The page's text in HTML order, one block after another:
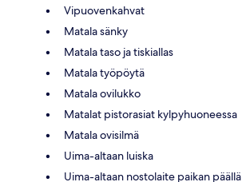
Vipuovenkahvat
Matala sänky
Matala taso ja tiskiallas
Matala työpöytä
Matala ovilukko
Matalat pistorasiat kylpyhuoneessa
Matala ovisilmä
Uima-altaan luiska
Uima-altaan nostolaite paikan päällä